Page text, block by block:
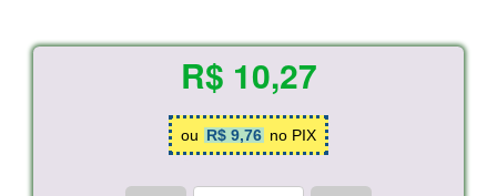
R$ 10,27
ou R$ 9,76 no PIX